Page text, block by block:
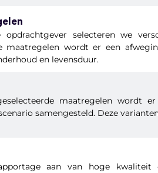
selecteren we
maatregelen wordt er een
en levensduur.
maatregelen wordt
samengesteld. Deze
aan van hoge